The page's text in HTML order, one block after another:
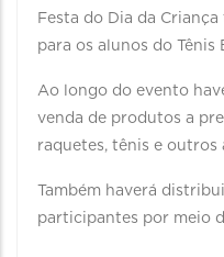
Festa do Dia da
para os alunos do Tênis
Ao longo do evento
venda de produtos a
raquetes, tênis e outros
Também haverá
participantes por meio